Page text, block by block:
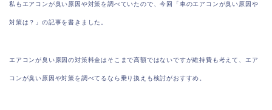
私もエアコンが臭い原因や対策を調べていたので、今回「車のエアコンが臭い原因や
対策は？」の記事を書きました。
エアコンが臭い原因の対策料金はそこまで高額ではないですが維持費も考えて、エア
コンが臭い原因や対策を調べてるなら乗り換えも検討がおすすめ。